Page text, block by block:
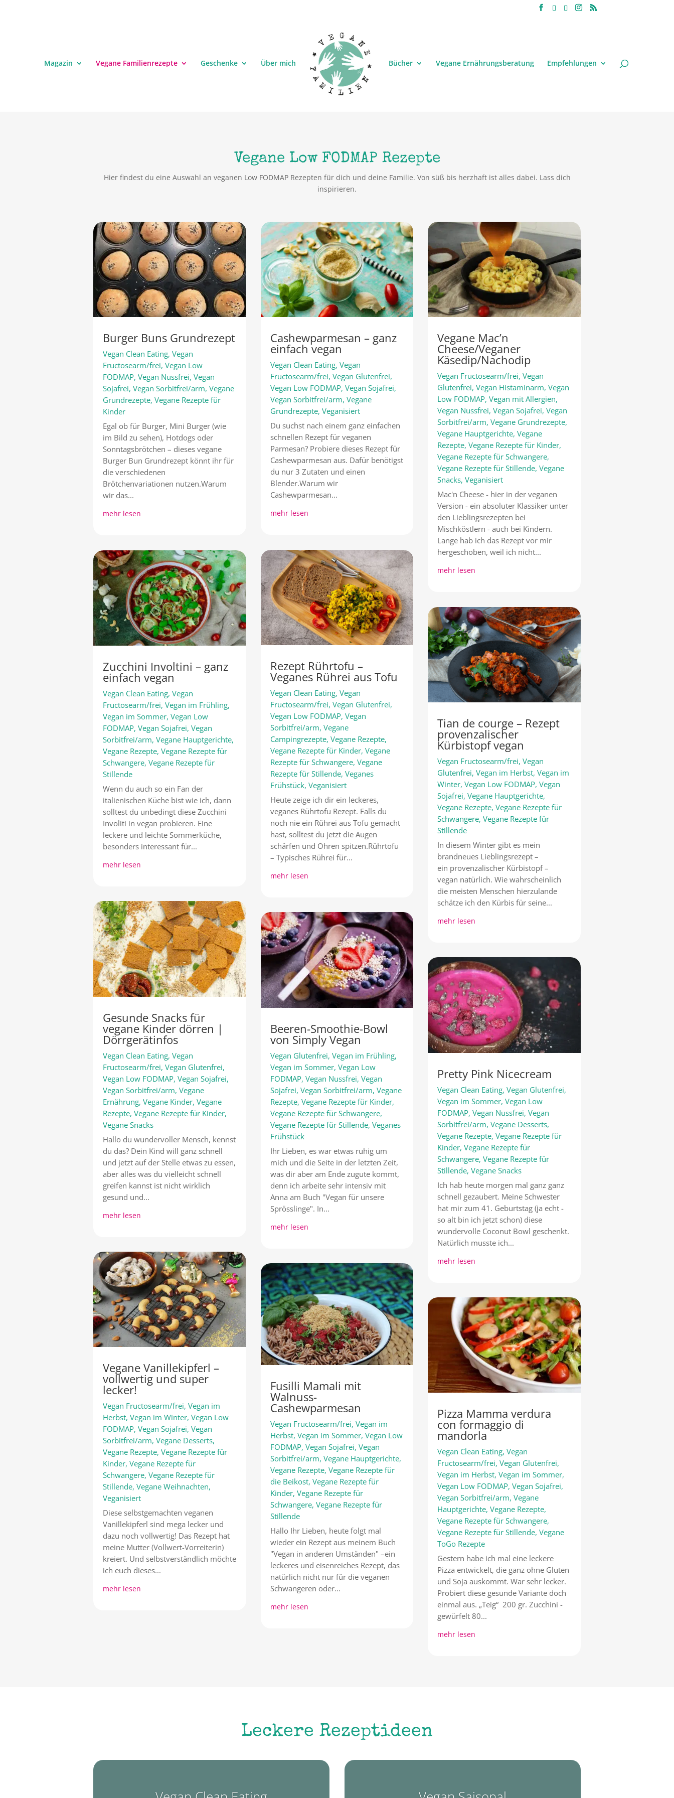
Magazin Vegane Familienrezepte Geschenke Über mich Bücher Vegane Ernährungsberatung Empfehlungen
Vegane Low FODMAP Rezepte
Hier findest du eine Auswahl an veganen Low FODMAP Rezepten für dich und deine Familie. Von süß bis herzhaft ist alles dabei. Lass dich
inspirieren.
Burger Buns Grundrezept
Vegan Clean Eating,Vegan
Fructosearm/frei,Vegan Low
FODMAP,Vegan Nussfrei,Vegan
Sojafrei,Vegan Sorbitfrei/arm,Vegane
Grundrezepte,Vegane Rezepte für
Kinder
Egal ob für Burger, Mini Burger (wie
im Bild zu sehen), Hotdogs oder
Sonntagsbrötchen – dieses vegane
Burger Bun Grundrezept könnt ihr für
die verschiedenen
Brötchenvariationen nutzen.Warum
wir das...
mehr lesen
Zucchini Involtini – ganz
einfach vegan
Vegan Clean Eating,Vegan
Fructosearm/frei,Vegan im Frühling,
Vegan im Sommer,Vegan Low
FODMAP,Vegan Sojafrei,Vegan
Sorbitfrei/arm,Vegane Hauptgerichte,
Vegane Rezepte,Vegane Rezepte für
Schwangere,Vegane Rezepte für
Stillende
Wenn du auch so ein Fan der
italienischen Küche bist wie ich, dann
solltest du unbedingt diese Zucchini
Involiti in vegan probieren. Eine
leckere und leichte Sommerküche,
besonders interessant für...
mehr lesen
Gesunde Snacks für
vegane Kinder dörren |
Dörrgerätinfos
Vegan Clean Eating,Vegan
Fructosearm/frei,Vegan Glutenfrei,
Vegan Low FODMAP,Vegan Sojafrei,
Vegan Sorbitfrei/arm,Vegane
Ernährung,Vegane Kinder,Vegane
Rezepte,Vegane Rezepte für Kinder,
Vegane Snacks
Hallo du wundervoller Mensch, kennst
du das? Dein Kind will ganz schnell
und jetzt auf der Stelle etwas zu essen,
aber alles was du vielleicht schnell
greifen kannst ist nicht wirklich
gesund und...
mehr lesen
Vegane Vanillekipferl –
vollwertig und super
lecker!
Vegan Fructosearm/frei,Vegan im
Herbst,Vegan im Winter,Vegan Low
FODMAP,Vegan Sojafrei,Vegan
Sorbitfrei/arm,Vegane Desserts,
Vegane Rezepte,Vegane Rezepte für
Kinder,Vegane Rezepte für
Schwangere,Vegane Rezepte für
Stillende,Vegane Weihnachten,
Veganisiert
Diese selbstgemachten veganen
Vanillekipferl sind mega lecker und
dazu noch vollwertig! Das Rezept hat
meine Mutter (Vollwert-Vorreiterin)
kreiert. Und selbstverständlich möchte
ich euch dieses...
mehr lesen
Cashewparmesan – ganz
einfach vegan
Vegan Clean Eating, Vegan
Fructosearm/frei, Vegan Glutenfrei,
Vegan Low FODMAP, Vegan Sojafrei,
Vegan Sorbitfrei/arm, Vegane
Grundrezepte, Veganisiert
Du suchst nach einem ganz einfachen
schnellen Rezept für veganen
Parmesan? Probiere dieses Rezept für
Cashewparmesan aus. Dafür benötigst
du nur 3 Zutaten und einen
Blender.Warum wir
Cashewparmesan...
mehr lesen
Rezept Rührtofu –
Veganes Rührei aus Tofu
Vegan Clean Eating, Vegan
Fructosearm/frei, Vegan Glutenfrei,
Vegan Low FODMAP, Vegan
Sorbitfrei/arm, Vegane
Campingrezepte, Vegane Rezepte,
Vegane Rezepte für Kinder, Vegane
Rezepte für Schwangere, Vegane
Rezepte für Stillende, Veganes
Frühstück, Veganisiert
Heute zeige ich dir ein leckeres,
veganes Rührtofu Rezept. Falls du
noch nie ein Rührei aus Tofu gemacht
hast, solltest du jetzt die Augen
schärfen und Ohren spitzen.Rührtofu
– Typisches Rührei für...
mehr lesen
Beeren-Smoothie-Bowl
von Simply Vegan
Vegan Glutenfrei, Vegan im Frühling,
Vegan im Sommer, Vegan Low
FODMAP, Vegan Nussfrei, Vegan
Sojafrei, Vegan Sorbitfrei/arm, Vegane
Rezepte, Vegane Rezepte für Kinder,
Vegane Rezepte für Schwangere,
Vegane Rezepte für Stillende, Veganes
Frühstück
Ihr Lieben, es war etwas ruhig um
mich und die Seite in der letzten Zeit,
was dir aber am Ende zugute kommt,
denn ich arbeite sehr intensiv mit
Anna am Buch "Vegan für unsere
Sprösslinge". In...
mehr lesen
Fusilli Mamali mit
Walnuss-
Cashewparmesan
Vegan Fructosearm/frei, Vegan im
Herbst, Vegan im Sommer, Vegan Low
FODMAP, Vegan Sojafrei, Vegan
Sorbitfrei/arm, Vegane Hauptgerichte,
Vegane Rezepte, Vegane Rezepte für
die Beikost, Vegane Rezepte für
Kinder, Vegane Rezepte für
Schwangere, Vegane Rezepte für
Stillende
Hallo Ihr Lieben, heute folgt mal
wieder ein Rezept aus meinem Buch
"Vegan in anderen Umständen" –ein
leckeres und eisenreiches Rezept, das
natürlich nicht nur für die veganen
Schwangeren oder...
mehr lesen
Vegane Mac’n
Cheese/Veganer
Käsedip/Nachodip
Vegan Fructosearm/frei,Vegan
Glutenfrei,Vegan Histaminarm,Vegan
Low FODMAP,Vegan mit Allergien,
Vegan Nussfrei,Vegan Sojafrei,Vegan
Sorbitfrei/arm,Vegane Grundrezepte,
Vegane Hauptgerichte,Vegane
Rezepte,Vegane Rezepte für Kinder,
Vegane Rezepte für Schwangere,
Vegane Rezepte für Stillende,Vegane
Snacks,Veganisiert
Mac'n Cheese - hier in der veganen
Version - ein absoluter Klassiker unter
den Lieblingsrezepten bei
Mischköstlern - auch bei Kindern.
Lange hab ich das Rezept vor mir
hergeschoben, weil ich nicht...
mehr lesen
Tian de courge – Rezept
provenzalischer
Kürbistopf vegan
Vegan Fructosearm/frei,Vegan
Glutenfrei,Vegan im Herbst,Vegan im
Winter,Vegan Low FODMAP,Vegan
Sojafrei,Vegane Hauptgerichte,
Vegane Rezepte,Vegane Rezepte für
Schwangere,Vegane Rezepte für
Stillende
In diesem Winter gibt es mein
brandneues Lieblingsrezept –
ein provenzalischer Kürbistopf –
vegan natürlich. Wie wahrscheinlich
die meisten Menschen hierzulande
schätze ich den Kürbis für seine...
mehr lesen
Pretty Pink Nicecream
Vegan Clean Eating,Vegan Glutenfrei,
Vegan im Sommer,Vegan Low
FODMAP,Vegan Nussfrei,Vegan
Sorbitfrei/arm,Vegane Desserts,
Vegane Rezepte,Vegane Rezepte für
Kinder,Vegane Rezepte für
Schwangere,Vegane Rezepte für
Stillende,Vegane Snacks
Ich hab heute morgen mal ganz ganz
schnell gezaubert. Meine Schwester
hat mir zum 41. Geburtstag (ja echt -
so alt bin ich jetzt schon) diese
wundervolle Coconut Bowl geschenkt.
Natürlich musste ich...
mehr lesen
Pizza Mamma verdura
con formaggio di
mandorla
Vegan Clean Eating,Vegan
Fructosearm/frei,Vegan Glutenfrei,
Vegan im Herbst,Vegan im Sommer,
Vegan Low FODMAP,Vegan Sojafrei,
Vegan Sorbitfrei/arm,Vegane
Hauptgerichte,Vegane Rezepte,
Vegane Rezepte für Schwangere,
Vegane Rezepte für Stillende,Vegane
ToGo Rezepte
Gestern habe ich mal eine leckere
Pizza entwickelt, die ganz ohne Gluten
und Soja auskommt. War sehr lecker.
Probiert diese gesunde Variante doch
einmal aus. „Teig“ 200 gr. Zucchini -
gewürfelt 80...
mehr lesen
Leckere Rezeptideen